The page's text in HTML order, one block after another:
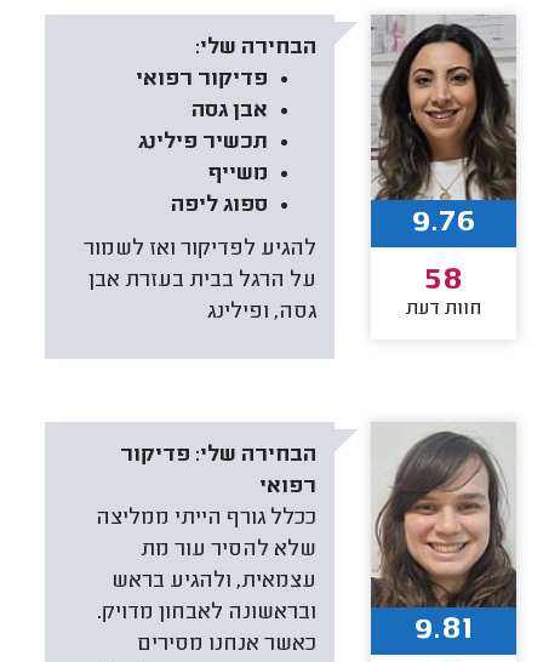
הבחירה שלי:
פדיקור רפואי
אבן גסה
תכשיר פילינג
משייף
ספוג ליפה
להגיע לפדיקור ואז לשמור
על הרגל בבית בעזרת אבן
גסה, ופילינג
9.76
58
חוות דעת
הבחירה שלי: פדיקור
רפואי
ככלל גורף הייתי ממליצה
שלא להסיר עור מת
עצמאית, ולהגיע בראש
ובראשונה לאבחון מדויק.
כאשר אנחנו מסירים
9.81